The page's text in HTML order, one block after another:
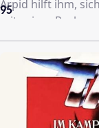
Arpid hilft ihm,
mit seiner Rache
glänzen und die
Abenteuer-,
vergangenen 30
Gekloppe und
bei dem die
Rolle spielt...
95